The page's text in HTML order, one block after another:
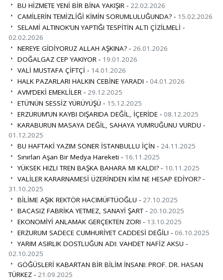
BU HİZMETE YENİ BİR BİNA YAKIŞIR - 22.02.2026
CAMİLERİN TEMİZLİĞİ KİMİN SORUMLULUĞUNDA? - 15.02.2026
SELAMİ ALTINOK’UN YAPTIĞI TESPİTİN ALTI ÇİZİLMELİ -
02.02.2026
NEREYE GİDİYORUZ ALLAH AŞKINA? - 26.01.2026
DOĞALGAZ CEP YAKIYOR - 19.01.2026
VALİ MUSTAFA ÇİFTÇİ - 14.01.2026
HALK PAZARLARI HALKIN CEBİNE YARADI - 04.01.2026
AVM’DEKİ EMEKLİLER - 29.12.2025
ETÜ’NÜN SESSİZ YÜRÜYÜŞÜ - 15.12.2025
ERZURUM’UN KAYBI DIŞARIDA DEĞİL, İÇERİDE - 08.12.2025
KARABURUN MASAYA DEĞİL, SAHAYA YUMRUĞUNU VURDU -
01.12.2025
BU HAFTAKİ YAZIM SONER İSTANBULLU İÇİN - 24.11.2025
Sınırları Aşan Bir Medya Hareketi - 16.11.2025
YÜKSEK HIZLI TREN BAŞKA BAHARA MI KALDI? - 10.11.2025
VALİLER KARARNAMESİ ÜZERİNDEN KİM NE HESAP EDİYOR? -
31.10.2025
BİLİME AŞIK REKTÖR HACIMÜFTÜOĞLU - 27.10.2025
BACASIZ FABRİKA YETMEZ, SANAYİ ŞART - 20.10.2025
EKONOMİYİ ANLAMAK GERÇEKTEN ZOR! - 13.10.2025
ERZURUM SADECE CUMHURİYET CADDESİ DEĞİL! - 06.10.2025
YARIM ASIRLIK DOSTLUĞUN ADI: VAHDET NAFİZ AKSU -
02.10.2025
GÖĞÜSLERİ KABARTAN BİR BİLİM İNSANI: PROF. DR. HASAN
TÜRKEZ - 21.09.2025